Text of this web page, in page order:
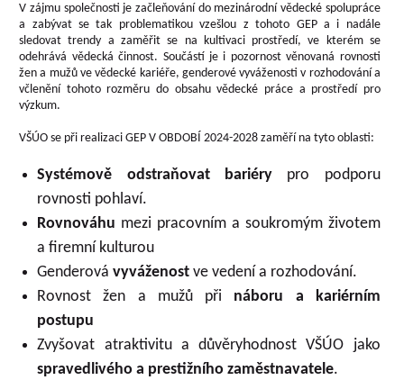
V zájmu společnosti je začleňování do mezinárodní vědecké spolupráce
a zabývat se tak problematikou vzešlou z tohoto GEP a i nadále
sledovat trendy a zaměřit se na kultivaci prostředí, ve kterém se
odehrává vědecká činnost. Součástí je i pozornost věnovaná rovnosti
žen a mužů ve vědecké kariéře, genderové vyváženosti v rozhodování a
včlenění tohoto rozměru do obsahu vědecké práce a prostředí pro
výzkum.
VŠÚO se při realizaci GEP V OBDOBÍ 2024-2028 zaměří na tyto oblasti:
Systémově odstraňovat bariéry pro podporu
rovnosti pohlaví.
Rovnováhu mezi pracovním a soukromým životem
a firemní kulturou
Genderovávyváženostve vedení a rozhodování.
Rovnost žen a mužů při náboru a kariérním
postupu
Zvyšovat atraktivitu a důvěryhodnost VŠÚO jako
spravedlivého a prestižního zaměstnavatele.